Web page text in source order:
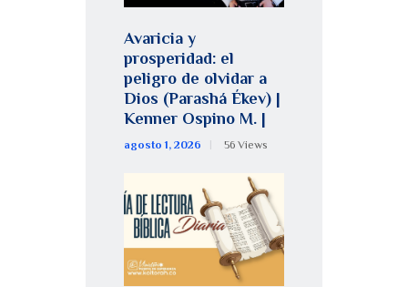
Avaricia y
prosperidad: el
peligro de olvidar a
Dios (Parashá Ékev) |
Kenner Ospino M. |
agosto 1, 2026 56 Views